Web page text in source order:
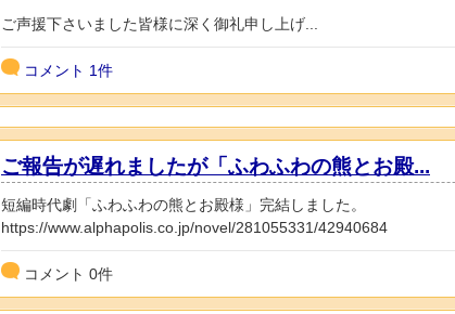
ご声援下さいました皆様に深く御礼申し上げ...
コメント 1件
ご報告が遅れましたが「ふわふわの熊とお殿...
短編時代劇「ふわふわの熊とお殿様」完結しました。
https://www.alphapolis.co.jp/novel/281055331/42940684
コメント 0件